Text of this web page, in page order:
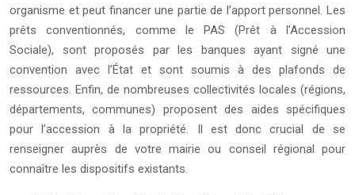
organisme et peut financer une partie de l’apport personnel. Les
prêts conventionnés, comme le PAS (Prêt à l’Accession
Sociale), sont proposés par les banques ayant signé une
convention avec l’État et sont soumis à des plafonds de
ressources. Enfin, de nombreuses collectivités locales (régions,
départements, communes) proposent des aides spécifiques
pour l’accession à la propriété. Il est donc crucial de se
renseigner auprès de votre mairie ou conseil régional pour
connaître les dispositifs existants.